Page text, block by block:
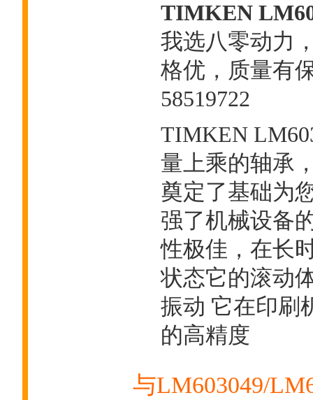
TIMKEN
我选八零动力
格优，质量有
58519722
TIMKEN
量上乘的轴承
奠定了基础为
强了机械设备
性极佳，在长
状态它的滚动
振动 它在印刷
的高精度
与LM603049/